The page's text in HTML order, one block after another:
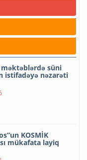
süni
istifadəyə nəzarəti
KOSMİK
mükafata layiq